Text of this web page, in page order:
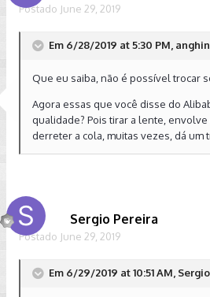
Postado June 29, 2019
Em 6/28/2019 at 5:30 PM,
Que eu saiba, não é possível trocar
Agora essas que você disse do
qualidade? Pois tirar a lente,
derreter a cola, muitas vezes, dá um
Sergio Pereira
Postado June 29, 2019
Em 6/29/2019 at 10:51 AM,